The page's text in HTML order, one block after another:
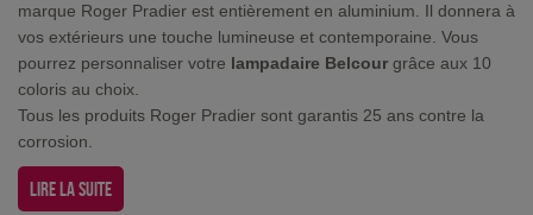
marque Roger Pradier est entièrement en aluminium. Il donnera à
vos extérieurs une touche lumineuse et contemporaine. Vous
pourrez personnaliser votre lampadaire Belcour grâce aux 10
coloris au choix.
Tous les produits Roger Pradier sont garantis 25 ans contre la
corrosion.
Lire la suite